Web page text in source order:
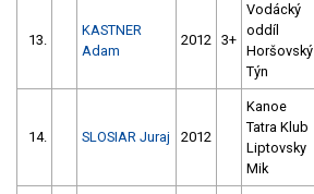
13.
KASTNER
Adam
2012 3+
Vodácký
oddíl
Horšovský
Týn
14. SLOSIAR Juraj 2012
Kanoe
Tatra Klub
Liptovsky
Mik